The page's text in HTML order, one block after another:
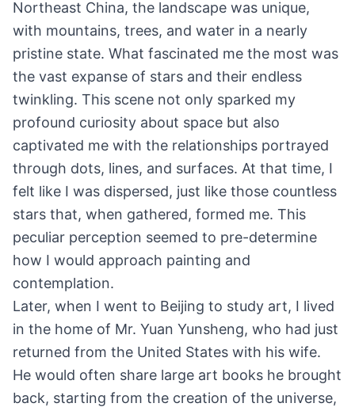
Northeast China, the landscape was unique,
with mountains, trees, and water in a nearly
pristine state. What fascinated me the most was
the vast expanse of stars and their endless
twinkling. This scene not only sparked my
profound curiosity about space but also
captivated me with the relationships portrayed
through dots, lines, and surfaces. At that time, I
felt like I was dispersed, just like those countless
stars that, when gathered, formed me. This
peculiar perception seemed to pre-determine
how I would approach painting and
contemplation.
Later, when I went to Beijing to study art, I lived
in the home of Mr. Yuan Yunsheng, who had just
returned from the United States with his wife.
He would often share large art books he brought
back, starting from the creation of the universe,